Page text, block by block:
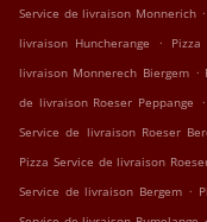
Service de livraison Monnerich .
livraison Huncherange
.
livraison Monnerech Biergem .
de livraison Roeser Peppange .
Service de livraison Roeser
Pizza Service de livraison
Service de livraison Bergem .
.